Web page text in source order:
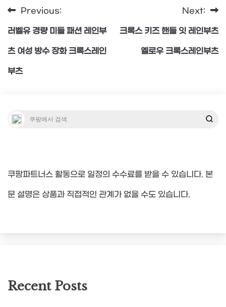
글
탐
색
Previous:
러벨유 경량 미들 패션 레인부
츠 여성 방수 장화 크록스레인
부츠
Next:
크록스 키즈 핸들 잇 레인부츠
옐로우 크록스레인부츠
쿠팡파트너스 활동으로 일정의 수수료를 받을 수 있습니다. 본
문 설명은 상품과 직접적인 관계가 없을 수도 있습니다.
Recent Posts